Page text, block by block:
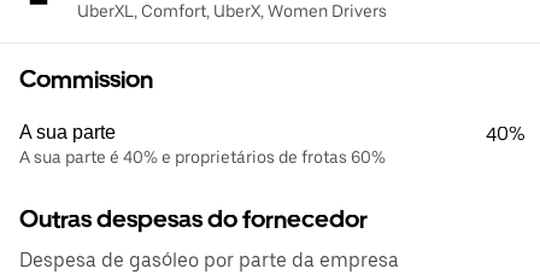
UberXL, Comfort, UberX, Women Drivers
Commission
A sua parte
A sua parte é 40% e proprietários de frotas 60%
40%
Outras despesas do fornecedor
Despesa de gasóleo por parte da empresa